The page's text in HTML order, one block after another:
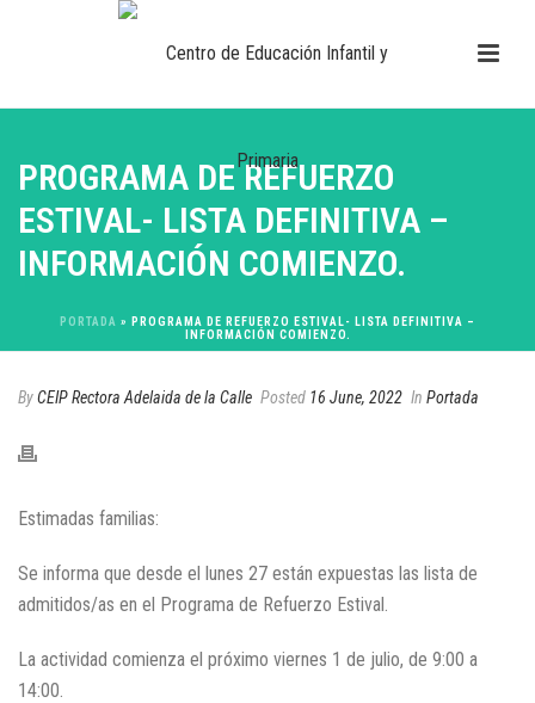
PROGRAMA DE REFUERZO
ESTIVAL- LISTA DEFINITIVA –
INFORMACIÓN COMIENZO.
PORTADA »
PROGRAMA DE REFUERZO ESTIVAL- LISTA DEFINITIVA –
INFORMACIÓN COMIENZO.
ByCEIP Rectora Adelaida de la Calle Posted 16 June, 2022 In Portada
Estimadas familias:
Se informa que desde el lunes 27 están expuestas las lista de
admitidos/as en el Programa de Refuerzo Estival.
La actividad comienza el próximo viernes 1 de julio, de 9:00 a
14:00.